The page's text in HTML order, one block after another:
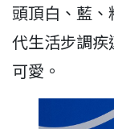
頭頂白、藍
代生活步調
可愛。